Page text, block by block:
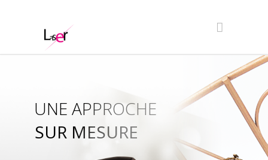
SUR MESURE
UNE APPROCHE